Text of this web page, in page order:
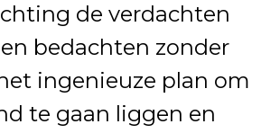
de verdachten
bedachten zonder
ingenieuze plan om
te gaan liggen en